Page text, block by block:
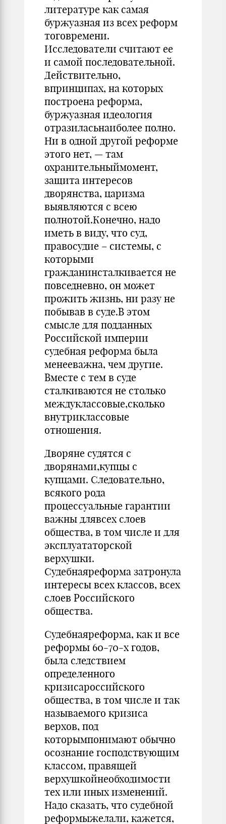
литературе как самая
буржуазная из всех реформ
тоговремени.
Исследователи считают ее
и самой последовательной.
Действительно,
впринципах, на которых
построена реформа,
буржуазная идеология
отразиласьнаиболее полно.
Ни в одной другой реформе
этого нет, — там
охранительныймомент,
защита интересов
дворянства, царизма
выявляются с всею
полнотой.Конечно, надо
иметь в виду, что суд,
правосудие – системы, с
которыми
гражданинсталкивается не
повседневно, он может
прожить жизнь, ни разу не
побывав в суде.В этом
смысле для подданных
Российской империи
судебная реформа была
менееважна, чем другие.
Вместе с тем в суде
сталкиваются не столько
междуклассовые,сколько
внутриклассовые
отношения.
Дворяне судятся с
дворянами,купцы с
купцами. Следовательно,
всякого рода
процессуальные гарантии
важны длявсех слоев
общества, в том числе и для
эксплуататорской
верхушки.
Судебнаяреформа затронула
интересы всех классов, всех
слоев Российского
общества.
Судебнаяреформа, как и все
реформы 60-70-х годов,
была следствием
определенного
кризисароссийского
общества, в том числе и так
называемого кризиса
верхов, под
которымпонимают обычно
осознание господствующим
классом, правящей
верхушкойнеобходимости
тех или иных изменений.
Надо сказать, что судебной
реформыжелали, кажется,